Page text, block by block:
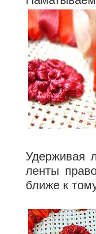
Удерживая
ленты
ближе к